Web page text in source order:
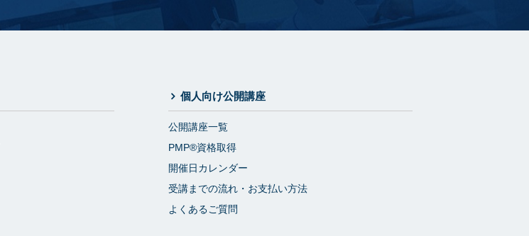
個人向け公開講座
公開講座一覧
PMP®資格取得
開催日カレンダー
受講までの流れ・お支払い方法
よくあるご質問